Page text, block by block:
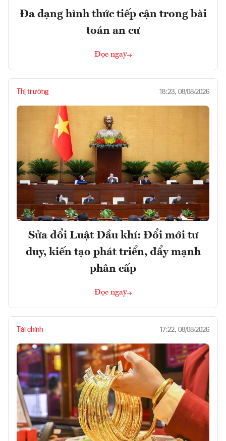
Đa dạng hình thức tiếp cận trong bài
toán an cư
Đọc ngay
Thị trường 18:23, 08/08/2026
Sửa đổi Luật Dầu khí: Đổi mới tư
duy, kiến tạo phát triển, đẩy mạnh
phân cấp
Đọc ngay
Tài chính 17:22, 08/08/2026